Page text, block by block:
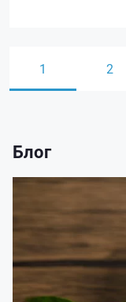
1 2
Блог